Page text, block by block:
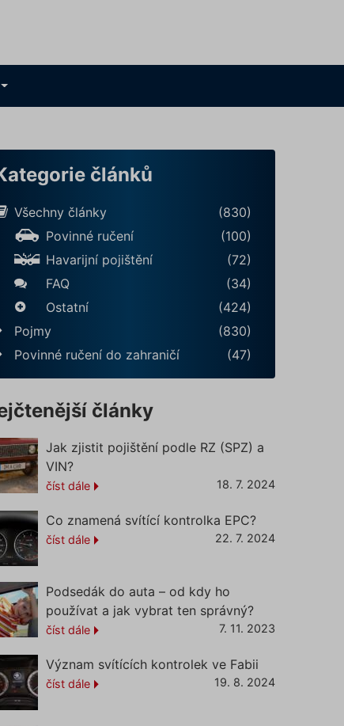
článků
Všechny články
(830)
Povinné ručení
(100)
Havarijní pojištění
(72)
FAQ
(34)
Ostatní
(424)
Pojmy
(830)
Povinné ručení do zahraničí
(47)
články
Jak zjistit pojištění podle RZ (SPZ) a
VIN?
číst dále 18. 7. 2024
Co znamená svítící kontrolka EPC?
číst dále 22. 7. 2024
Podsedák do auta – od kdy ho
používat a jak vybrat ten správný?
číst dále 7. 11. 2023
Význam svítících kontrolek ve Fabii
číst dále 19. 8. 2024